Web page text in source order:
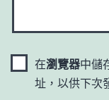
在瀏覽器中儲
址，以供下次